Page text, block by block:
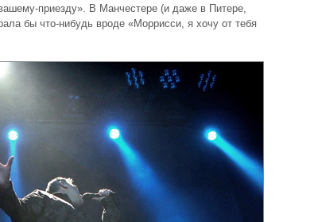
приезду». В Манчестере (и даже в Питере,
бы что-нибудь вроде «Моррисси, я хочу от тебя